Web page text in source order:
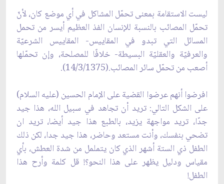
ليست الاستقامة بمعنى تحمّل المشاكل في أي موضع كان، لأنّ
تحمّل المصائب بالنسبة للإنسان الفذ العظيم أيسر من تحمل
المسائل التي تبدو في المقاييس- المقاييس الشرعيّة
والعرفيّة والعقليّة البسيطة- خلافًا للمصلحة، وإن تحمّلها
أصعب من تحمّل سائر المصائب.(14/3/1375).
افرضوا أنهم عرضوا القضية على الإمام الحسين (عليه السلام)
على الشكل التالي: تريد أن تجاهد في سبيل الله، هذا جيد
جدًا، تريد مواجهة يزيد، بالطبع هذا جيد أيضا، تريد ان
تضحي بنفسك، وأنت مستعد وحاضر، هذا جيد جدا، لكن ذلك
الطفل ذي الستة أشهر الذي كان يتململ من شدة العطش، بأي
مقياس ودليل يظهر على هذا النحو؟! قل كلمة وأرح هذا
الطفل!